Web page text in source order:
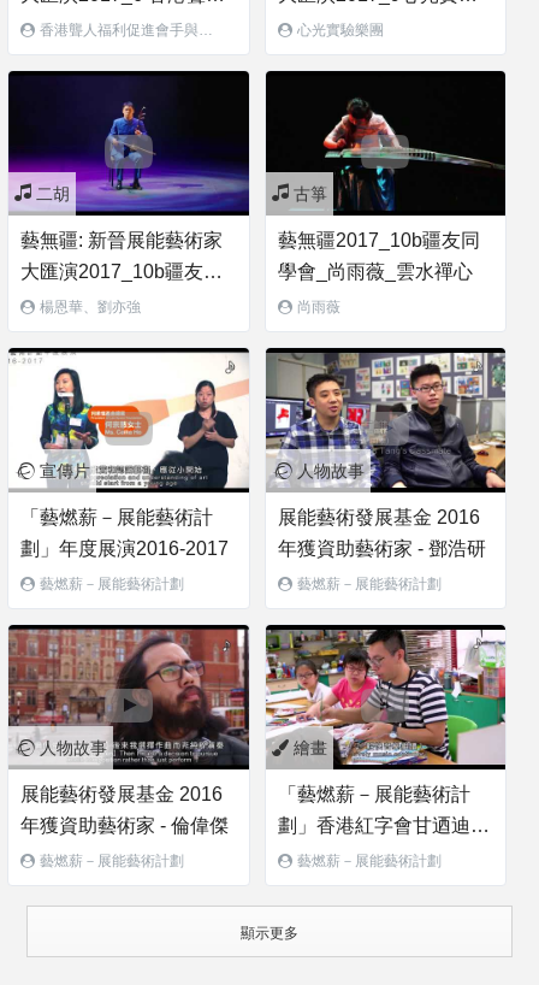
福利促進會手與歌家族_
火焰心
香港聾人福利促進會手與歌
樂團_你raise me up是我
問 amazing的眼
心光實驗樂團
二胡
藝無疆: 新晉展能藝術家
大匯演2017_10b疆友同
學會_ 美少年二重奏(楊恩
華&劉亦強）_查爾達斯
舞曲
楊恩華、劉亦強
古箏
藝無疆2017_10b疆友同
學會_尚雨薇_雲水禪心
尚雨薇
宣傳片
「藝燃薪－展能藝術計
劃」年度展演2016-2017
藝燃薪－展能藝術計劃
人物故事
展能藝術發展基金 2016
年獲資助藝術家 - 鄧浩研
藝燃薪－展能藝術計劃
人物故事
展能藝術發展基金 2016
年獲資助藝術家 - 倫偉傑
藝燃薪－展能藝術計劃
繪畫
「藝燃薪－展能藝術計
劃」香港紅字會甘迺迪中
心 (2016-2017 回顧)
藝燃薪－展能藝術計劃
顯示更多